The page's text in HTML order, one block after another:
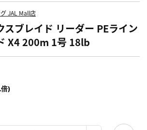
JAL Mall店
スブレイド リーダー PEライン
X4 200m 1号 18lb
)